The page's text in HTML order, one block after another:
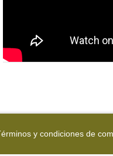
y condiciones de